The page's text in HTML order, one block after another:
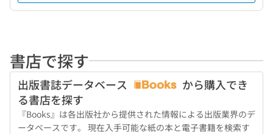
書店で探す
出版書誌データベース
から購入でき
る書店を探す
『Books』は各出版社から提供された情報による出版業界のデ
ータベースです。 現在入手可能な紙の本と電子書籍を検索す